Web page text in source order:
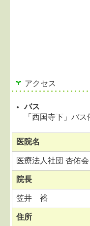
アクセス
バス
「西国寺下」バ
医院名
医療法人社団 杏佑
院長
笠井 裕
住所